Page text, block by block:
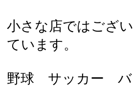
小さな店ではござ
ています。
野球 サッカー